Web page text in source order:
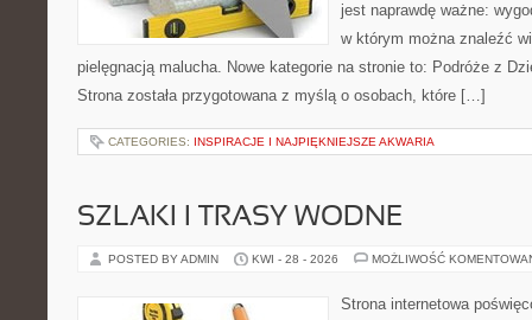
jest naprawdę ważne:
w którym można znaleźć
pielęgnacją malucha. Nowe kategorie na stronie to: Podróże z
Strona została przygotowana z myślą o osobach, które […]
CATEGORIES: INSPIRACJE I NAJPIĘKNIEJSZE AKWARIA
SZLAKI I TRASY WODNE
POSTED BY ADMIN KWI - 28 - 2026 MOŻLIWOŚĆ
Strona internetowa